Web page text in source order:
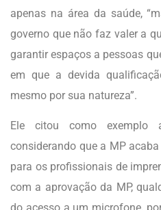
apenas na área da saúde,
governo que não faz valer a
garantir espaços a pessoas
em que a devida
mesmo por sua natureza”.
Ele citou como exemplo
considerando que a MP
para os profissionais de
com a aprovação da MP,